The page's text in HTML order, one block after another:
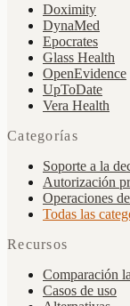
Doximity
DynaMed
Epocrates
Glass Health
OpenEvidence
UpToDate
Vera Health
Categorías
Soporte a la
Autorización
Operaciones
Todas las
Recursos
Comparación
Casos de uso